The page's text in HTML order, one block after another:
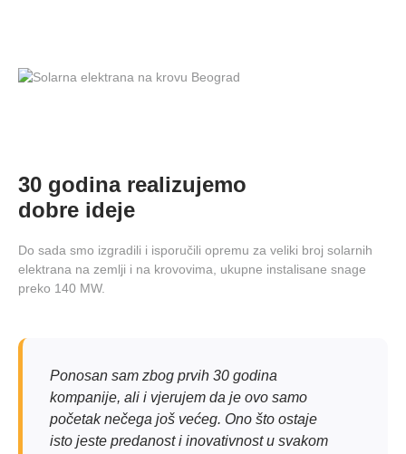
30 godina realizujemo
dobre ideje
Do sada smo izgradili i isporučili opremu za veliki broj solarnih
elektrana na zemlji i na krovovima, ukupne instalisane snage
preko 140 MW.
Ponosan sam zbog prvih 30 godina
kompanije, ali i vjerujem da je ovo samo
početak nečega još većeg. Ono što ostaje
isto jeste predanost i inovativnost u svakom